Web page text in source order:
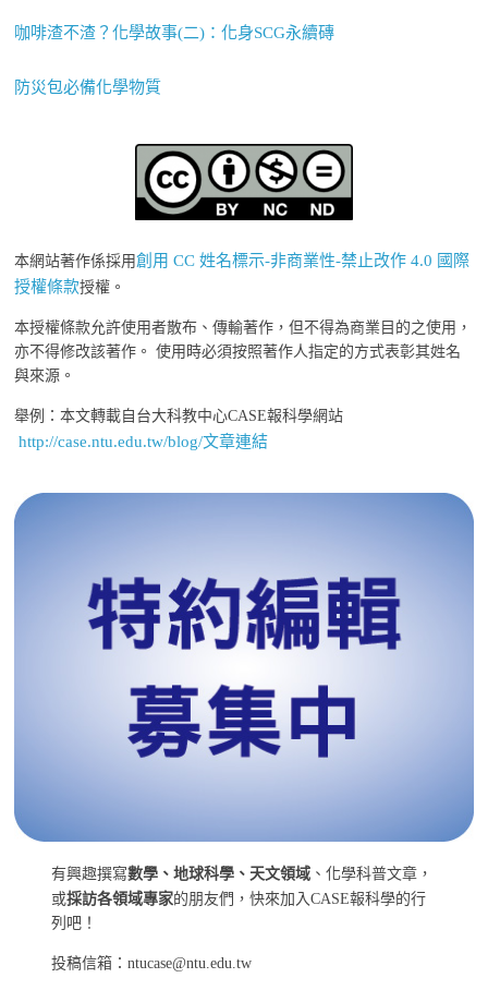
咖啡渣不渣？化學故事(二)：化身SCG永續磚
防災包必備化學物質
本網站著作係採用創用 CC 姓名標示-非商業性-禁止改作 4.0 國際
授權條款授權。
本授權條款允許使用者散布、傳輸著作，但不得為商業目的之使用，
亦不得修改該著作。 使用時必須按照著作人指定的方式表彰其姓名
與來源。
舉例：本文轉載自台大科教中心CASE報科學網站
http://case.ntu.edu.tw/blog/文章連結
有興趣撰寫數學、地球科學、天文領域 、化學科普文章，
或採訪各領域專家的朋友們，快來加入CASE報科學的行
列吧！
投稿信箱：ntucase@ntu.edu.tw